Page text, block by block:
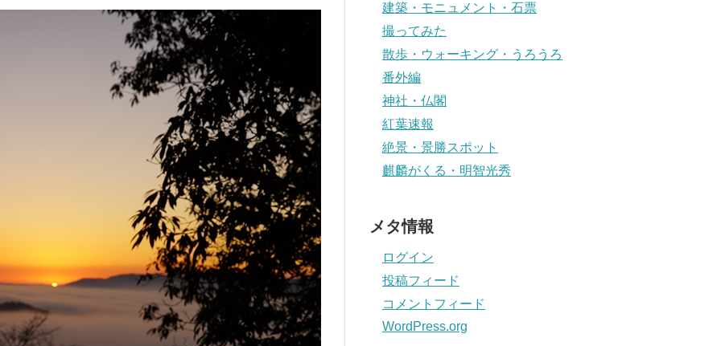
建築・モニュメント・石票
撮ってみた
散歩・ウォーキング・うろうろ
番外編
神社・仏閣
紅葉速報
絶景・景勝スポット
麒麟がくる・明智光秀
メタ情報
ログイン
投稿フィード
コメントフィード
WordPress.org